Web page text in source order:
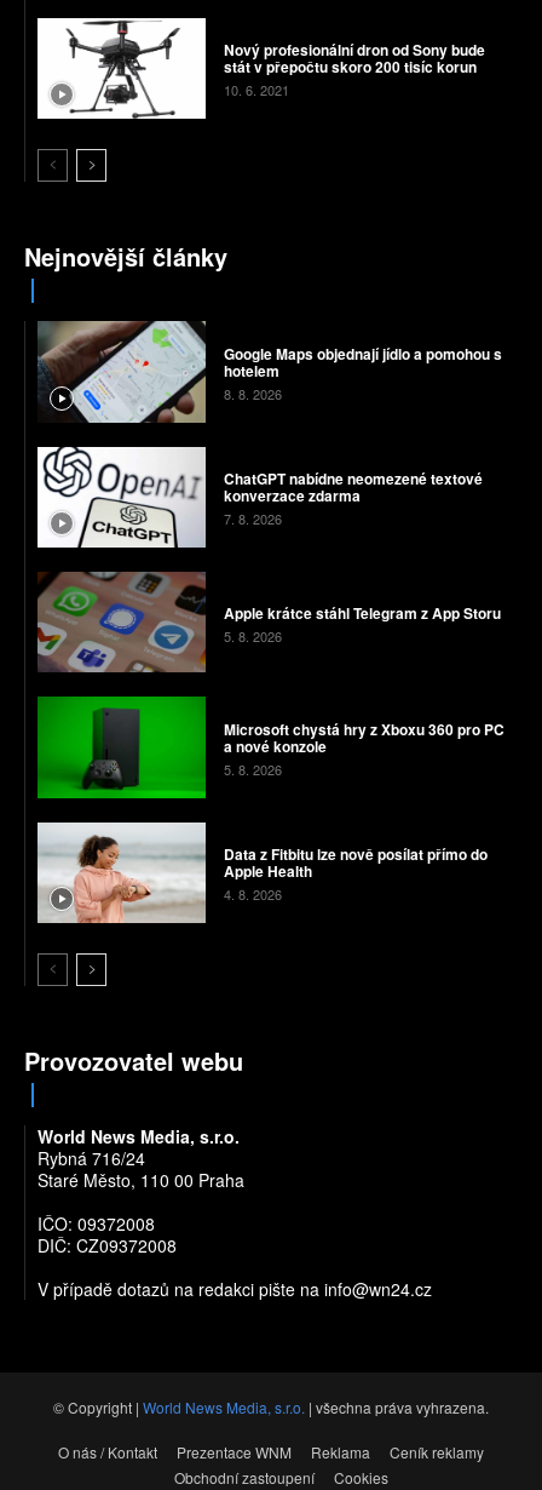
Nový profesionální dron od Sony bude
stát v přepočtu skoro 200 tisíc korun
10. 6. 2021
Nejnovější články
Google Maps objednají jídlo a pomohou s
hotelem
8. 8. 2026
ChatGPT nabídne neomezené textové
konverzace zdarma
7. 8. 2026
Apple krátce stáhl Telegram z App Storu
5. 8. 2026
Microsoft chystá hry z Xboxu 360 pro PC
a nové konzole
5. 8. 2026
Data z Fitbitu lze nově posílat přímo do
Apple Health
4. 8. 2026
Provozovatel webu
World News Media, s.r.o.
Rybná 716/24
Staré Město, 110 00 Praha
IČO: 09372008
DIČ: CZ09372008
V případě dotazů na redakci pište na info@wn24.cz
© Copyright | World News Media, s.r.o. | všechna práva vyhrazena.
O nás / Kontakt Prezentace WNM Reklama
Ceník reklamy
Obchodní zastoupení
Cookies